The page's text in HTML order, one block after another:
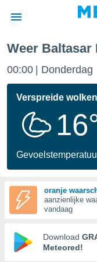
door
verstrekte
hoge
hebt de
voor
op basis
Weer Baltasar
00:00 Donderdag
Verspreide wolken
oranje
aanzienlijke
vandaag
Download
Meteored!